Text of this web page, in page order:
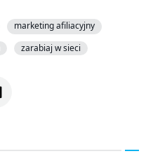
marketing afiliacyjny
zarabiaj w sieci